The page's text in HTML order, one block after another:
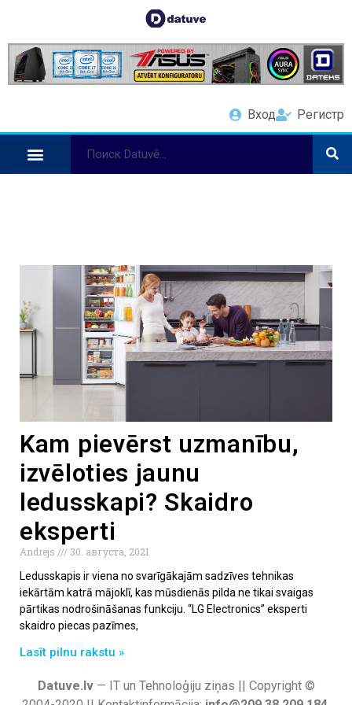
Вход Регистр
Kam pievērst uzmanību,
izvēloties jaunu
ledusskapi? Skaidro
eksperti
Andrejs
30. августа, 2021
Ledusskapis ir viena no svarīgākajām sadzīves tehnikas
iekārtām katrā mājoklī, kas mūsdienās pilda ne tikai svaigas
pārtikas nodrošināšanas funkciju. “LG Electronics” eksperti
skaidro piecas pazīmes,
Lasīt pilnu rakstu »
Datuve.lv— IT un Tehnoloģiju ziņas || Copyright ©